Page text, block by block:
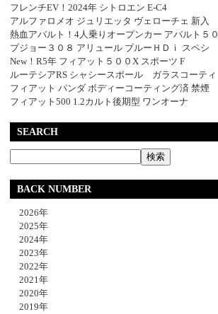
フレンチEV！2024年 シトロエン E-C4
アルファロメオ ジュリエッタ ヴェローチェ 新入
熱血アバルト！4人乗りオープンカー アバルト５０
プジョー３０８ アリュール ブルーＨＤｉ スペシ
New！R5年 フィアット５００X スポーツ F
ルーテシアRS シャシースポール ガラスコーティ
フィアット パンダ ボディーコーティング済 禁煙
フィアット500 1.2カルト後期型 ワンオーナ
SEARCH
BACK NUMBER
2026年
2025年
2024年
2023年
2022年
2021年
2020年
2019年